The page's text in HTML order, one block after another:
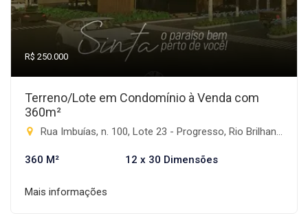
R$ 250.000
Terreno/Lote em Condomínio à Venda com
360m²
Rua Imbuías, n. 100, Lote 23 - Progresso, Rio Brilhante-MS
360 M² 12 x 30 Dimensões
Mais informações